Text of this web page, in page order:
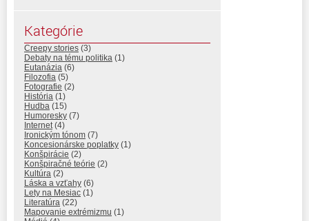
Kategórie
Creepy stories (3)
Debaty na tému politika (1)
Eutanázia (6)
Filozofia (5)
Fotografie (2)
História (1)
Hudba (15)
Humoresky (7)
Internet (4)
Ironickým tónom (7)
Koncesionárske poplatky (1)
Konšpirácie (2)
Konšpiračné teórie (2)
Kultúra (2)
Láska a vzťahy (6)
Lety na Mesiac (1)
Literatúra (22)
Mapovanie extrémizmu (1)